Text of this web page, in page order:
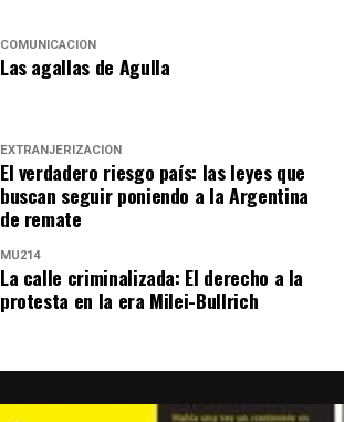
COMUNICACIÓN
Las agallas de Agulla
EXTRANJERIZACIÓN
El verdadero riesgo país: las leyes que
buscan seguir poniendo a la Argentina
de remate
MU214
La calle criminalizada: El derecho a la
protesta en la era Milei-Bullrich